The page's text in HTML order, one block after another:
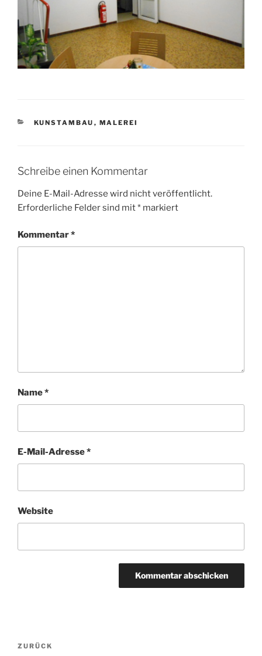
KATEGORIEN
KUNSTAMBAU , MALEREI
Schreibe einen Kommentar
Deine E-Mail-Adresse wird nicht veröffentlicht.
Erforderliche Felder sind mit* markiert
Kommentar*
Name*
E-Mail-Adresse*
Website
Beitragsnavigation
Vorheriger
ZURÜCK